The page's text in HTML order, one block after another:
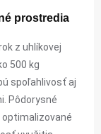
prostredia
z uhlíkovej
500 kg
spoľahlivosť aj
Pôdorysné
optimalizované